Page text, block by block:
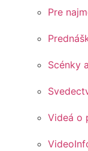
Pre
Scénky
Videá o